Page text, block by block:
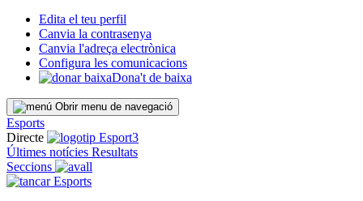
Edita el teu perfil
Canvia la contrasenya
Canvia l'adreça electrònica
Configura les comunicacions
Dona't de baixa
Obrir menu de navegació
Esports
Directe
Últimes notícies Resultats
Seccions
Esports